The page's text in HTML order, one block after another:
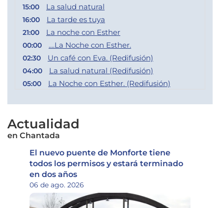
15:00 La salud natural
16:00 La tarde es tuya
21:00 La noche con Esther
00:00 ....La Noche con Esther.
02:30 Un café con Eva. (Redifusión)
04:00 La salud natural (Redifusión)
05:00 La Noche con Esther. (Redifusión)
Actualidad
en Chantada
El nuevo puente de Monforte tiene
todos los permisos y estará terminado
en dos años
06 de ago. 2026